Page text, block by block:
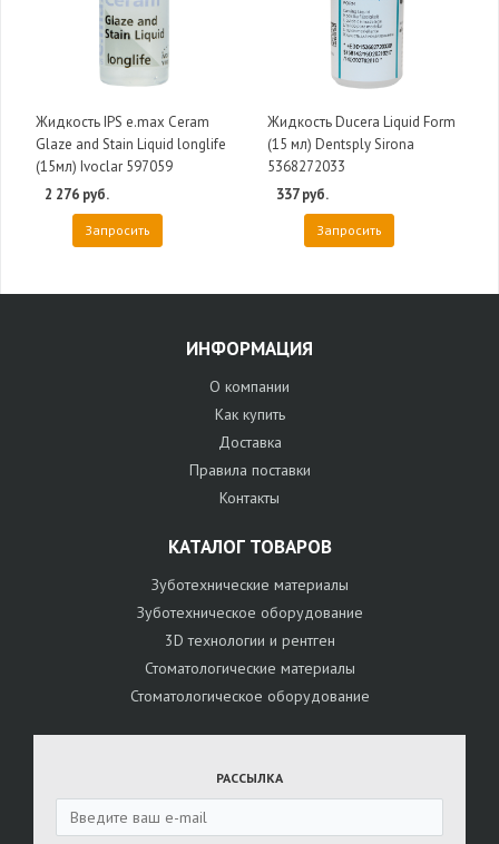
Жидкость IPS e.max Ceram
Glaze and Stain Liquid longlife
(15мл) Ivoclar 597059
2 276 руб.
Запросить
Жидкость Ducera Liquid Form
(15 мл) Dentsply Sirona
5368272033
337 руб.
Запросить
ИНФОРМАЦИЯ
О компании
Как купить
Доставка
Правила поставки
Контакты
КАТАЛОГ ТОВАРОВ
Зуботехнические материалы
Зуботехническое оборудование
3D технологии и рентген
Стоматологические материалы
Стоматологическое оборудование
РАССЫЛКА